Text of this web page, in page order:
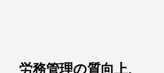
労務管理の質向上、